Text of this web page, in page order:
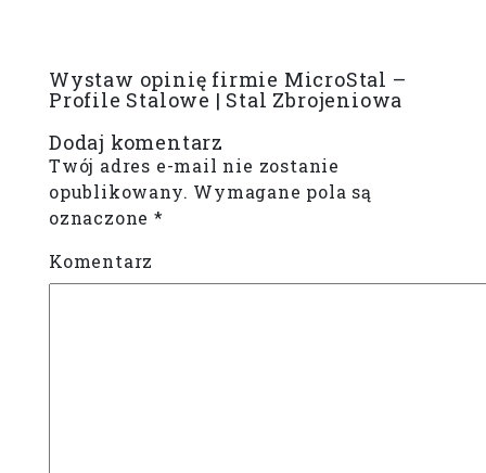
Wystaw opinię firmie MicroStal –
Profile Stalowe | Stal Zbrojeniowa
Dodaj komentarz
Twój adres e-mail nie zostanie
opublikowany. Wymagane pola są
oznaczone*
Komentarz